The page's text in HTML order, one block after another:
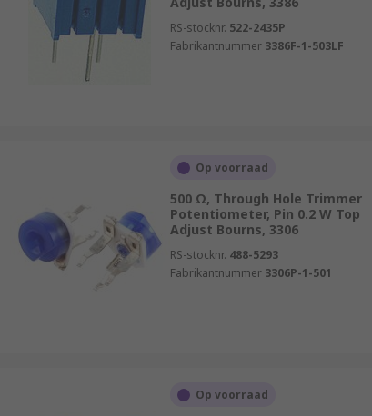
RS-stocknr. 522-2435P
Fabrikantnummer 3386F-1-503LF
Op voorraad
500 Ω, Through Hole Trimmer
Potentiometer, Pin 0.2 W Top
Adjust Bourns, 3306
RS-stocknr. 488-5293
Fabrikantnummer 3306P-1-501
Op voorraad